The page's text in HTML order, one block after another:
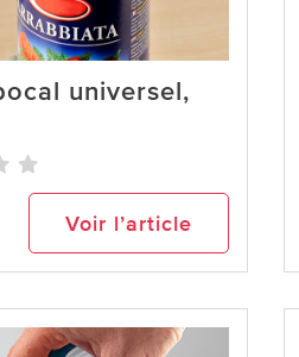
universel,
Voir l’article